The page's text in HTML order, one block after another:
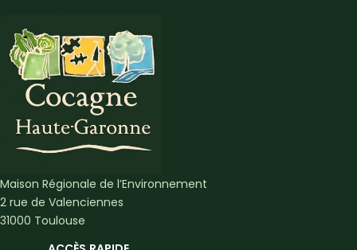
Maison Régionale de l’Environnement
2 rue de Valenciennes
31000 Toulouse